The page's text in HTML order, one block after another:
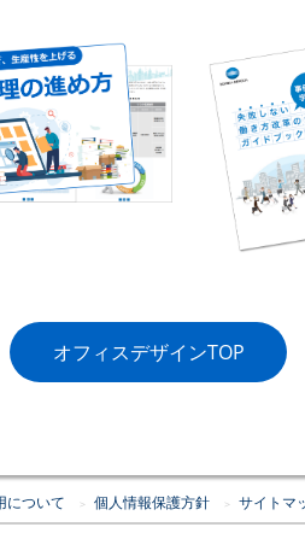
オフィスデザインTOP
について 個人情報保護方針 サイトマ